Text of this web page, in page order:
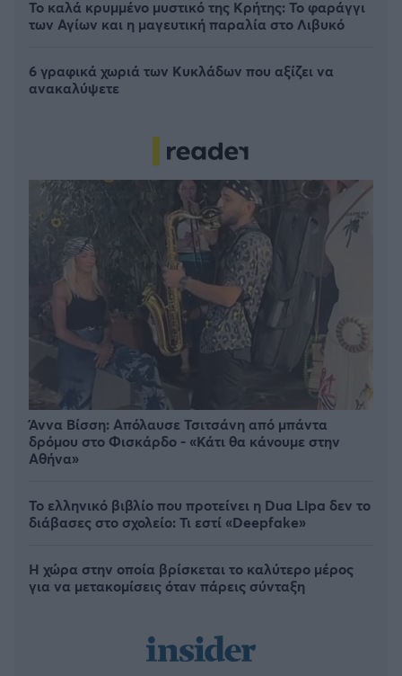
Το καλά κρυμμένο μυστικό της Κρήτης: Το φαράγγι
των Αγίων και η μαγευτική παραλία στο Λιβυκό
6 γραφικά χωριά των Κυκλάδων που αξίζει να
ανακαλύψετε
Άννα Βίσση: Απόλαυσε Τσιτσάνη από μπάντα
δρόμου στο Φισκάρδο - «Κάτι θα κάνουμε στην
Αθήνα»
Το ελληνικό βιβλίο που προτείνει η Dua Lipa δεν το
διάβασες στο σχολείο: Τι εστί «Deepfake»
Η χώρα στην οποία βρίσκεται το καλύτερο μέρος
για να μετακομίσεις όταν πάρεις σύνταξη